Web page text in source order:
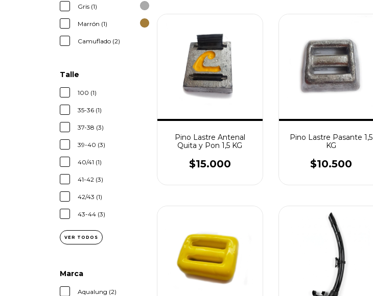
Gris (1)
Marrón (1)
Camuflado (2)
Talle
100 (1)
35-36 (1)
37-38 (3)
39-40 (3)
40/41 (1)
41-42 (3)
42/43 (1)
43-44 (3)
VER TODOS
Marca
Aqualung (2)
Pino Lastre Antenal
Quita y Pon 1,5 KG
$15.000
Pino Lastre Pasante 1,5
KG
$10.500